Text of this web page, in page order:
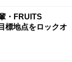
・FRUITS
標地点をロックオ